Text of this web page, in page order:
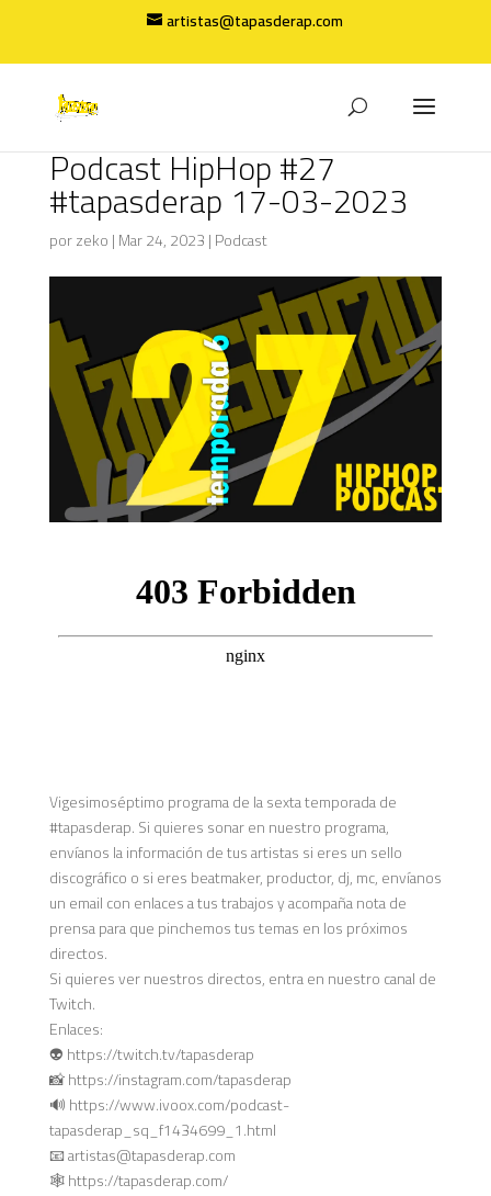
artistas@tapasderap.com
Podcast HipHop #27
#tapasderap 17-03-2023
porzeko|Mar 24, 2023|Podcast
Vigesimoséptimo programa de la sexta temporada de
#tapasderap. Si quieres sonar en nuestro programa,
envíanos la información de tus artistas si eres un sello
discográfico o si eres beatmaker, productor, dj, mc, envíanos
un email con enlaces a tus trabajos y acompaña nota de
prensa para que pinchemos tus temas en los próximos
directos.
Si quieres ver nuestros directos, entra en nuestro canal de
Twitch.
Enlaces:
👽 https://twitch.tv/tapasderap
📸 https://instagram.com/tapasderap
🔊 https://www.ivoox.com/podcast-
tapasderap_sq_f1434699_1.html
📧 artistas@tapasderap.com
🕸️ https://tapasderap.com/